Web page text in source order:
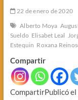
22 de enero de 2020
Alberto Moya
Sueldo Elisabet Leal
Estequin Roxana
Compartir
CompartirPublicó el